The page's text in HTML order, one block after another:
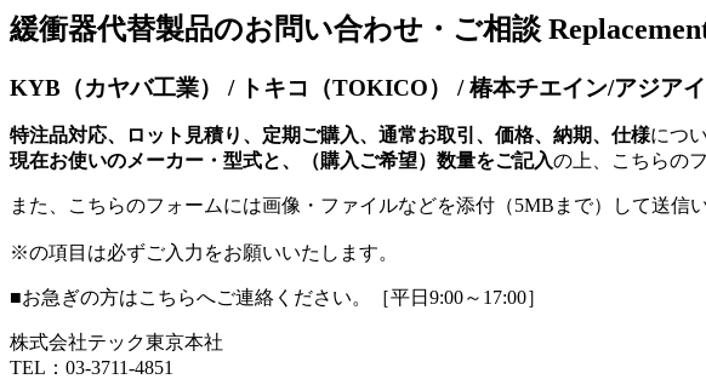
緩衝器代替製品のお問い合わせ・ご相談
KYB（カヤバ工業） / トキコ（TOKICO） / 椿本チエイン/アジア
特注品対応、ロット見積り、定期ご購入、通常お取引、価格、納期、仕様につ
現在お使いのメーカー・型式と、（購入ご希望）数量をご記入の上、こちらの
また、こちらのフォームには画像・ファイルなどを添付（5MBまで）して送信
※の項目は必ずご入力をお願いいたします。
■お急ぎの方はこちらへご連絡ください。［平日9:00～17:00］
株式会社テック東京本社
TEL：03-3711-4851